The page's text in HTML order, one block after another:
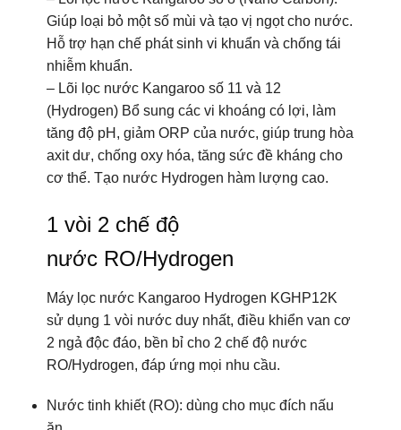
1 vòi 2 chế độ
nước RO/Hydrogen
Máy lọc nước Kangaroo Hydrogen KGHP12K
sử dụng 1 vòi nước duy nhất, điều khiển van cơ
2 ngả độc đáo, bền bỉ cho 2 chế độ nước
RO/Hydrogen, đáp ứng mọi nhu cầu.
Nước tinh khiết (RO): dùng cho mục đích nấu
Nước giàu Hydrogen: dùng cho mục đích uống
trực tiếp, tốt cho sức khỏe.